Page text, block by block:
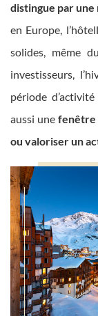
distingue par
en Europe,
solides, même
investisseurs,
période
aussi une fenêtre
ou valoriser un